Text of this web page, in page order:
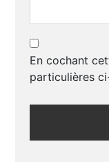
En cochant
particulières